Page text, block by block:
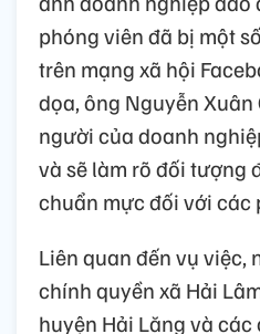
phóng viên đã bị một
trên mạng xã hội
dọa, ông Nguyễn Xuân
người của doanh
và sẽ làm rõ đối tượng
chuẩn mực đối với các
Liên quan đến vụ việc,
chính quyền xã Hải
huyện Hải Lăng và